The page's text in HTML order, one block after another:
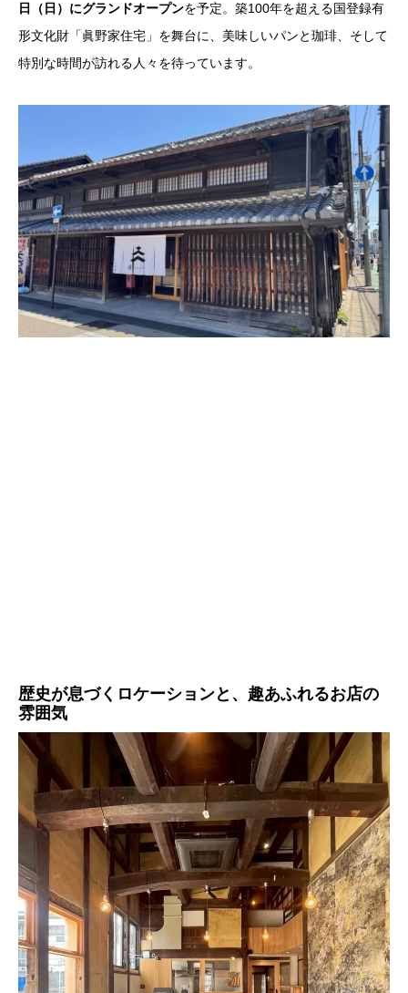
日（日）にグランドオープンを予定。築100年を超える国登録有
形文化財「眞野家住宅」を舞台に、美味しいパンと珈琲、そして
特別な時間が訪れる人々を待っています。
歴史が息づくロケーションと、趣あふれるお店の
雰囲気